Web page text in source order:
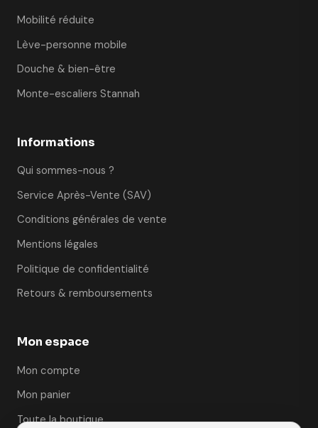
Mobilité réduite
Lève-personne mobile
Douche & bien-être
Monte-escaliers Stannah
Informations
Qui sommes-nous ?
Service Après-Vente (SAV)
Conditions générales de vente
Mentions légales
Politique de confidentialité
Retours & remboursements
Mon espace
Mon compte
Mon panier
Toute la boutique